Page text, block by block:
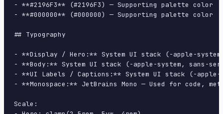
- **#2196F3** (#2196F3) — Supporting palette color
- **#000000** (#000000) — Supporting palette color
## Typography
- **Display / Hero:** System UI stack (-apple-
- **Body:** System UI stack (-apple-system, sans-
- **UI Labels / Captions:** System UI stack (-
- **Monospace:** JetBrains Mono — Used for code,
Scale: